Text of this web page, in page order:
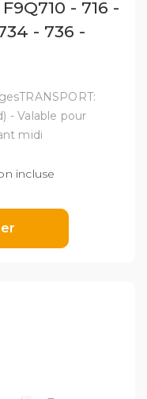
- 716 -
- 736 -
- Valable pour
midi
incluse